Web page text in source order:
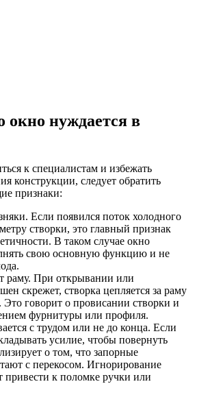
окно нуждается в
к специалистам и избежать
конструкции, следует обратить
признаки:
Если появился поток холодного
створки, это главный признак
В таком случае окно
свою основную функцию и не
раму. При открывании или
скрежет, створка цепляется за раму
Это говорит о провисании створки и
фурнитуры или профиля.
с трудом или не до конца. Если
усилие, чтобы повернуть
о том, что запорные
с перекосом. Игнорирование
к поломке ручки или